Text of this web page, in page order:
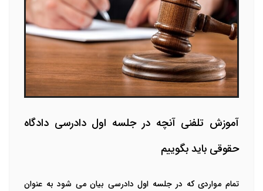
آموزش تلفنی آنچه در جلسه اول دادرسی دادگاه
حقوقی باید بگوییم
تمام مواردی که در جلسه اول دادرسی بیان می شود به عنوان